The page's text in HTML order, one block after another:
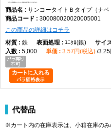
サンコータイトＢタイプ（ナベ
300080020020005001
この商品の詳細はコチラ
鉄
ﾕﾆｸﾛ(銀)
5,000
3.57円(税込) 3.25
代替品
※カート内の在庫表示は、小箱在庫の